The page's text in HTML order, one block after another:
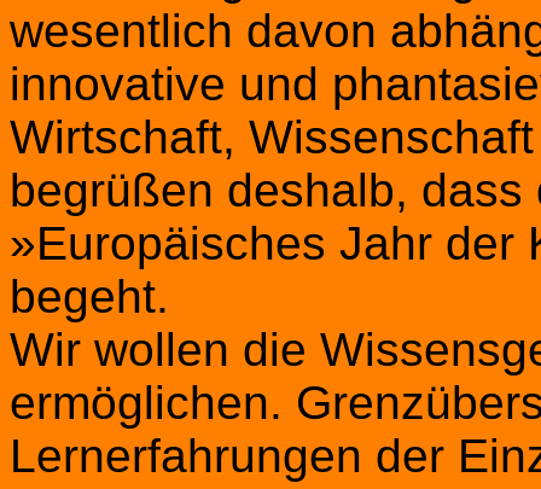
wesentlich davon
innovative und
Wirtschaft,
begrüßen deshalb,
»Europäisches Jahr der
begeht.
Wir wollen die
ermöglichen.
Lernerfahrungen der